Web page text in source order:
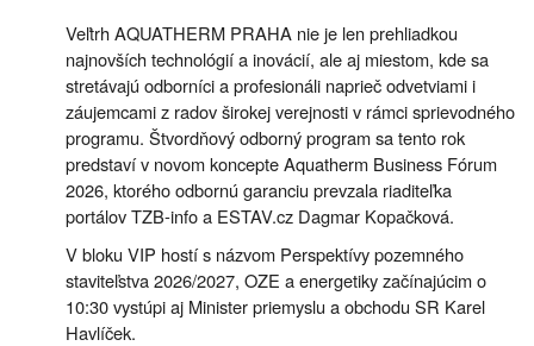
Veľtrh AQUATHERM PRAHA nie je len prehliadkou
najnovších technológií a inovácií, ale aj miestom, kde sa
stretávajú odborníci a profesionáli naprieč odvetviami i
záujemcami z radov širokej verejnosti v rámci sprievodného
programu. Štvordňový odborný program sa tento rok
predstaví v novom koncepte Aquatherm Business Fórum
2026, ktorého odbornú garanciu prevzala riaditeľka
portálov TZB-info a ESTAV.cz Dagmar Kopačková.
V bloku VIP hostí s názvom Perspektívy pozemného
staviteľstva 2026/2027, OZE a energetiky začínajúcim o
10:30 vystúpi aj Minister priemyslu a obchodu SR Karel
Havlíček.